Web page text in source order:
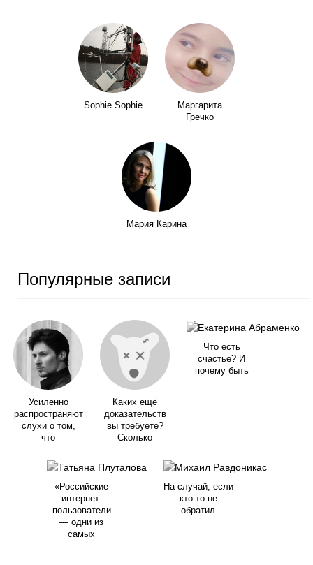
Sophie Sophie
Маргарита
Гречко
Мария Карина
Популярные записи
Усиленно
распространяют
слухи о том,
что
Каких ещё
доказательств
вы требуете?
Сколько
Что есть
счастье? И
почему быть
«Российские
интернет-
пользователи
— одни из
самых
На случай, если
кто-то не
обратил